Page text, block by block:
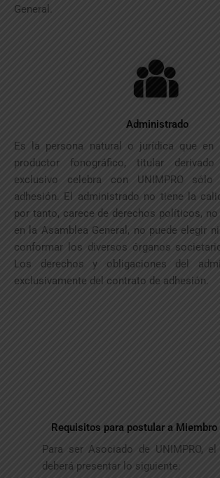
General.
Administrado
Es la persona natural o jurídica que en
productor fonográfico, titular
exclusivo celebra con UNIMPRO
adhesión. El administrado no tiene la
por tanto, carece de derechos políticos,
en la Asamblea General, no puede elegir
conformar los diversos órganos
Los derechos y obligaciones del
exclusivamente del contrato de adhesión.
Requisitos para postular a
Para ser Asociado de UNIMPRO,
deberá presentar lo siguiente: